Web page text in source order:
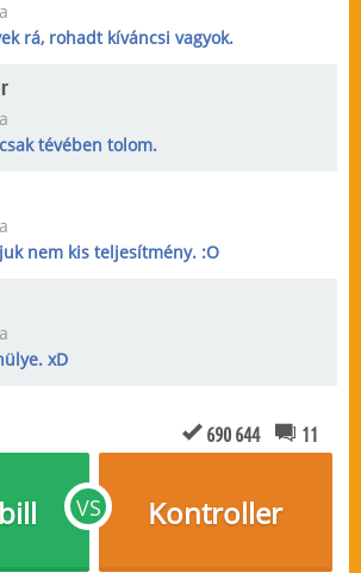
rá, rohadt kíváncsi vagyok.
tévében tolom.
nem kis teljesítmény. :O
xD
690 644 11
VS Kontroller